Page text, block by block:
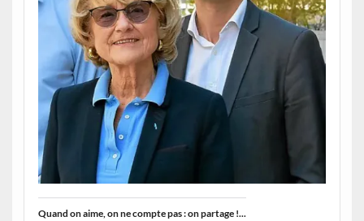
Quand on aime, on ne compte pas : on partage !...